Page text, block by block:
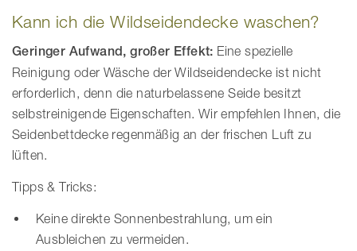
Kann ich die Wildseidendecke waschen?
Geringer Aufwand, großer Effekt: Eine spezielle
Reinigung oder Wäsche der Wildseidendecke ist nicht
erforderlich, denn die naturbelassene Seide besitzt
selbstreinigende Eigenschaften. Wir empfehlen Ihnen, die
Seidenbettdecke regenmäßig an der frischen Luft zu
lüften.
Tipps & Tricks:
Keine direkte Sonnenbestrahlung, um ein
Ausbleichen zu vermeiden.